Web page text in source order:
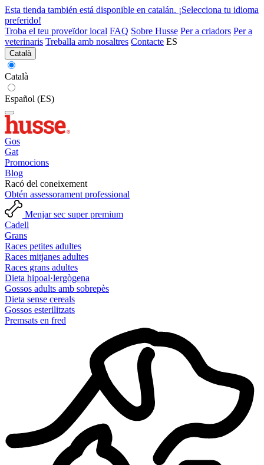
Esta tienda también está disponible en catalán. ¡Selecciona tu idioma
preferido!
Troba el teu proveïdor local FAQ Sobre Husse Per a criadors Per a
veterinaris Treballa amb nosaltres Contacte ES
Català
Català
Español (ES)
Gos
Gat
Promocions
Blog
Racó del coneixement
Obtén assessorament professional
Menjar sec super premium
Cadell
Grans
Races petites adultes
Races mitjanes adultes
Races grans adultes
Dieta hipoal·lergògena
Gossos adults amb sobrepès
Dieta sense cereals
Gossos esterilitzats
Premsats en fred